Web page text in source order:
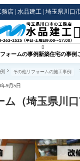
店 | 水品建工 | 埼玉県川口
フォームの事例

新築住宅の事例

その他リフォームの施工事例
年9月5日
（埼玉県川口